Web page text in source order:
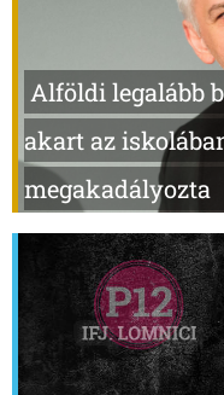
Alföldi legalább
akart az
megakadályozta